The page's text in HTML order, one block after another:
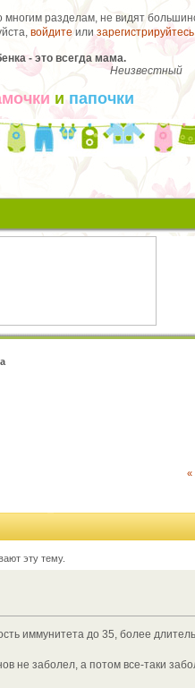
разделам, не видят
войдите илизарегистрируйтесь
- это всегда мама.
Неизвестный
ипапочки
«
эту тему.
иммунитета до 35, более
не заболел, а потом все-таки